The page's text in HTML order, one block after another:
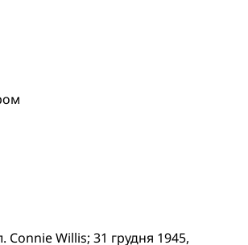
Connie Willis; 31 грудня 1945,